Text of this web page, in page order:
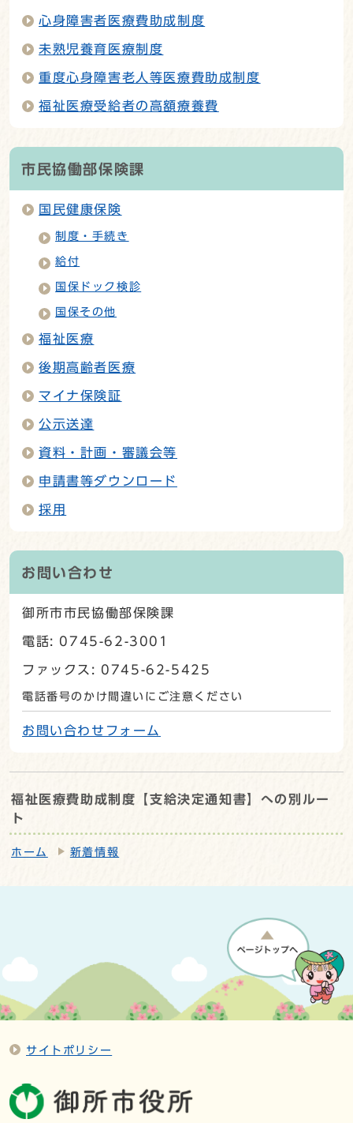
心身障害者医療費助成制度
未熟児養育医療制度
重度心身障害老人等医療費助成制度
福祉医療受給者の高額療養費
市民協働部保険課
国民健康保険
制度・手続き
給付
国保ドック検診
国保その他
福祉医療
後期高齢者医療
マイナ保険証
公示送達
資料・計画・審議会等
申請書等ダウンロード
採用
お問い合わせ
御所市市民協働部保険課
電話: 0745-62-3001
ファックス: 0745-62-5425
電話番号のかけ間違いにご注意ください
お問い合わせフォーム
福祉医療費助成制度【支給決定通知書】への別ルー
ト
ホーム 新着情報
サイトポリシー